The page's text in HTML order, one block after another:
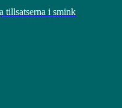
tillsatserna i smink